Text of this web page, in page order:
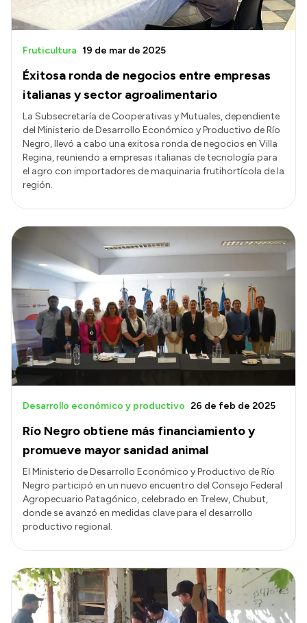
Éxitosa ronda de negocios entre empresas
italianas y sector agroalimentario
Fruticultura 19 de mar de 2025
La Subsecretaría de Cooperativas y Mutuales, dependiente
del Ministerio de Desarrollo Económico y Productivo de Río
Negro, llevó a cabo una exitosa ronda de negocios en Villa
Regina, reuniendo a empresas italianas de tecnología para
el agro con importadores de maquinaria frutihortícola de la
región.
Río Negro obtiene más financiamiento y
promueve mayor sanidad animal
Desarrollo económico y productivo 26 de feb de 2025
El Ministerio de Desarrollo Económico y Productivo de Río
Negro participó en un nuevo encuentro del Consejo Federal
Agropecuario Patagónico, celebrado en Trelew, Chubut,
donde se avanzó en medidas clave para el desarrollo
productivo regional.